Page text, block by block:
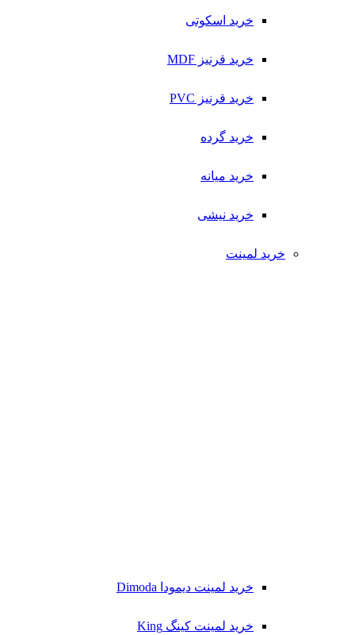
خرید اسکوتی
خرید قرنیز MDF
خرید قرنیز PVC
خرید گرده
خرید میانه
خرید نیشی
خرید لمینت
خرید لمینت دیمودا Dimoda
خرید لمینت کینگ King